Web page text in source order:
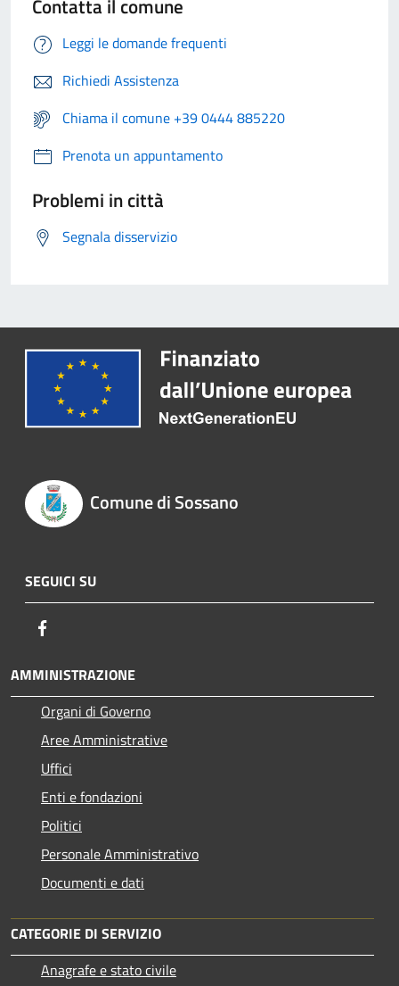
Contatta il comune
Leggi le domande frequenti
Richiedi Assistenza
Chiama il comune +39 0444 885220
Prenota un appuntamento
Problemi in città
Segnala disservizio
Comune di Sossano
SEGUICI SU
AMMINISTRAZIONE
Organi di Governo
Aree Amministrative
Uffici
Enti e fondazioni
Politici
Personale Amministrativo
Documenti e dati
CATEGORIE DI SERVIZIO
Anagrafe e stato civile